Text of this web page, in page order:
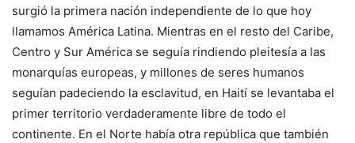
surgió la primera nación independiente de lo que hoy
llamamos América Latina. Mientras en el resto del Caribe,
Centro y Sur América se seguía rindiendo pleitesía a las
monarquías europeas, y millones de seres humanos
seguían padeciendo la esclavitud, en Haití se levantaba el
primer territorio verdaderamente libre de todo el
continente. En el Norte había otra república que también